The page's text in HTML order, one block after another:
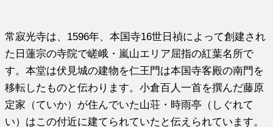
常寂光寺は、1596年、本国寺16世日禎によって創建され
た日蓮宗の寺院で嵯峨・嵐山エリア屈指の紅葉名所で
す。本堂は伏見城の建物を仁王門は本国寺客殿の南門を
移転したものと伝わります。小倉百人一首を撰んだ藤原
定家（ていか）が住んでいた山荘・時雨亭（しぐれて
い）はこの付近に建てられていたと伝えられています。